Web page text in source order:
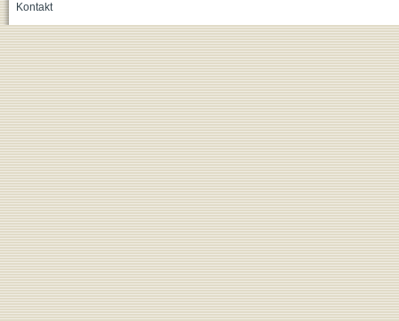
Kontakt